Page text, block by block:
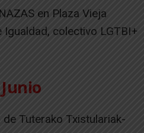
en Plaza Vieja
Igualdad, colectivo LGTBI+
Tuterako Txistulariak-